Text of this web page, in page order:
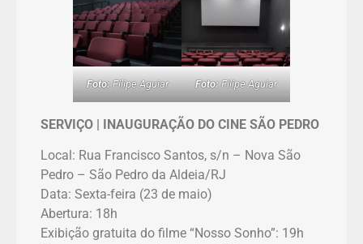
Foto:Filipe Aguiar Foto:Filipe Aguiar
SERVIÇO | INAUGURAÇÃO DO CINE SÃO PEDRO
Local: Rua Francisco Santos, s/n – Nova São
Pedro – São Pedro da Aldeia/RJ
Data: Sexta-feira (23 de maio)
Abertura: 18h
Exibição gratuita do filme “Nosso Sonho”: 19h